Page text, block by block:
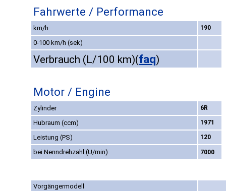
Fahrwerte / Performance
km/h 190
0-100 km/h (sek)
Verbrauch (L/100 km)(faq)
Motor / Engine
Zylinder 6R
Hubraum (ccm) 1971
Leistung (PS) 120
bei Nenndrehzahl (U/min) 7000
Vorgängermodell